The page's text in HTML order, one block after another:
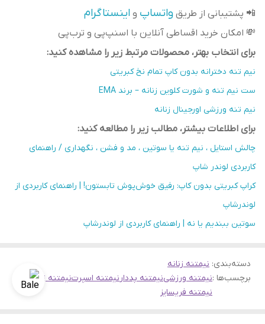
📲 پشتیبانی از طریق واتساپ و اینستاگرام
💸 امکان خرید اقساطی آنلاین با اسنپ‌پی و ترب‌پی
برای انتخاب بهتر، محصولات مرتبط زیر را مشاهده کنید:
نیم تنه دخترانه بدون کاپ تمام نخ کبریتی
ست نیم تنه و شورت کلوین زنانه – برند EMA
نیم تنه ورزشی اورجینال زنانه
برای اطلاعات بیشتر، مطالب زیر را مطالعه کنید:
چالش استایل ، نیم تنه یا سوتین ، مد و فشن ، نگهداری / راهنمای
کاربردی لوندر شاپ
کراپ کبریتی بدون کاپ: رفیق خوش‌پوش تابستون! | راهنمای کاربردی از
لوندرشاپ
سوتین ببندیم یا نه | راهنمای کاربردی از لوندرشاپ
دسته‌بندی: نیمتنه زنانه
برچسب‌ها :نیمتنه ورزشینیمتنه پددارنیمتنه اسپرتنیمتنه زنانه
نیمتنه فریسایز